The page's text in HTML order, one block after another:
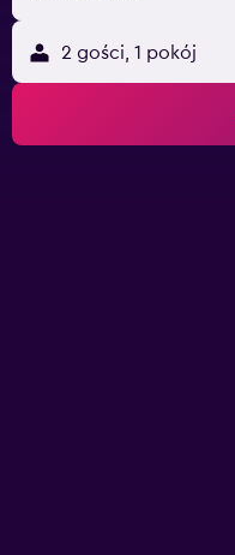
2 gości, 1 pokój